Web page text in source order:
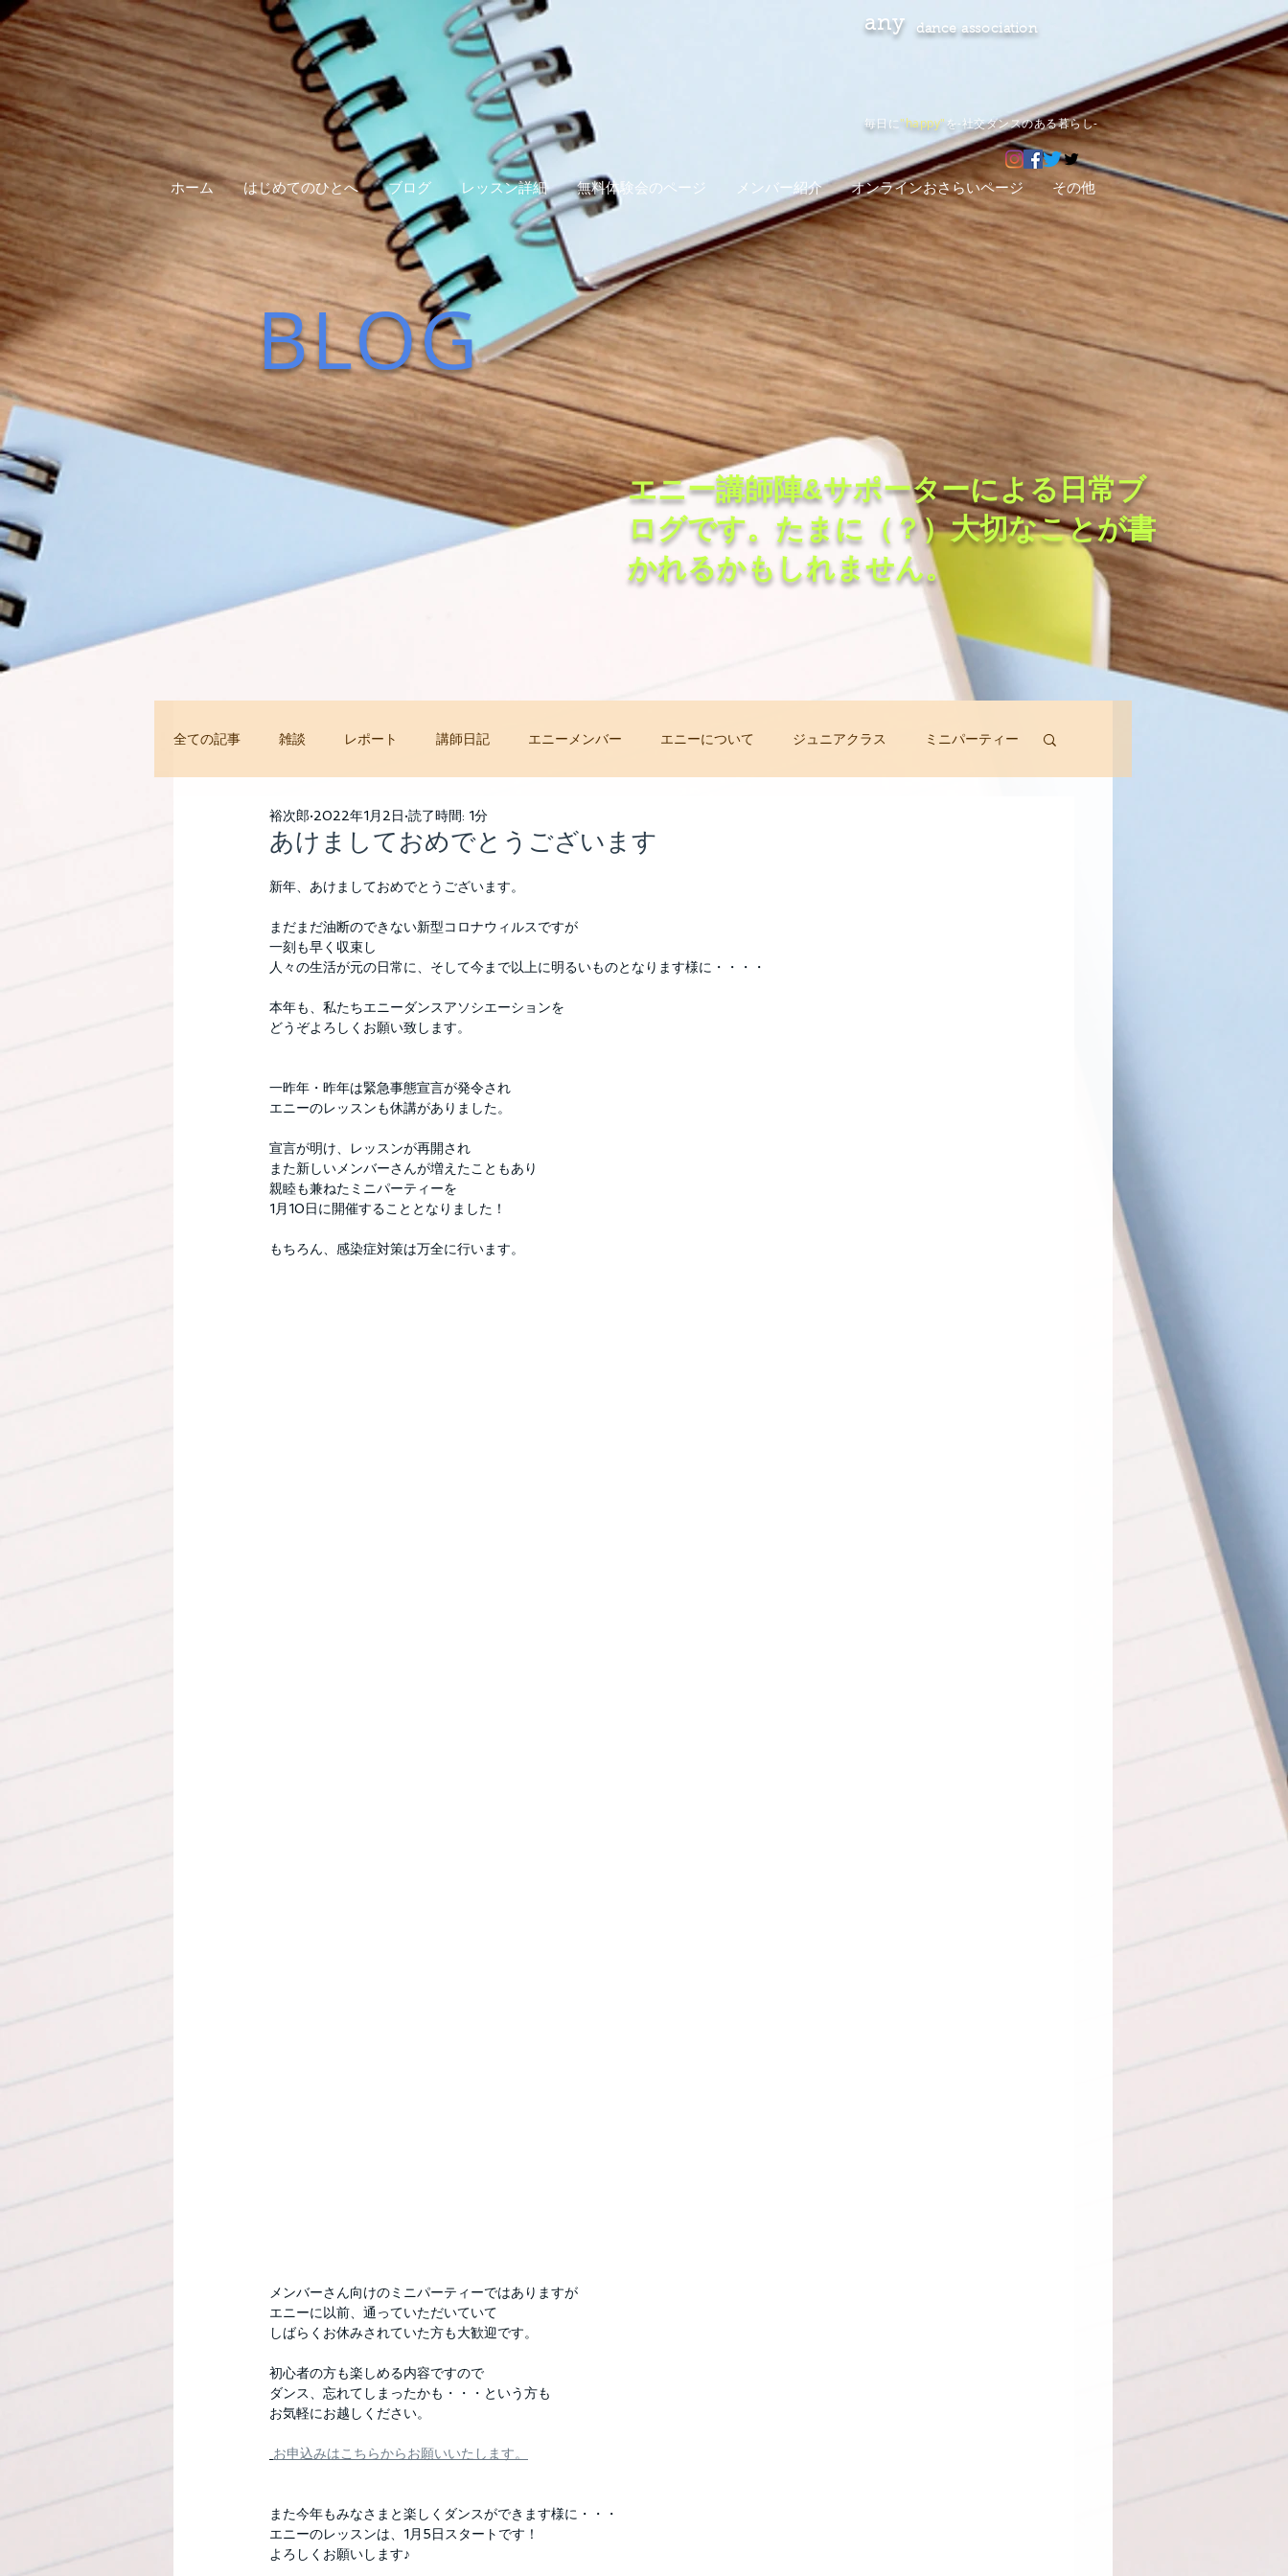
any dance association
毎日に"happy" を-社交ダンスのある暮らし-
ホーム はじめてのひとへ ブログ レッスン詳細 無料体験会のページ メンバー紹介 オンラインおさらいページ その他
BLOG
エニー講師陣&サポーターによる日常ブ
ログです。たまに（？）大切なことが書
かれるかもしれません。
全ての記事 雑談 レポート 講師日記 エニーメンバー エニーについて ジュニアクラス ミニパーティー
今すぐ始める コミュニティ 非常事態オンラインレッスン
あけましておめでとうございます
裕次郎 2022年1月2日 読了時間: 1分
新年、あけましておめでとうございます。
まだまだ油断のできない新型コロナウィルスですが
一刻も早く収束し
人々の生活が元の日常に、そして今まで以上に明るいものとなります様に・・・・
本年も、私たちエニーダンスアソシエーションを
どうぞよろしくお願い致します。
一昨年・昨年は緊急事態宣言が発令され
エニーのレッスンも休講がありました。
宣言が明け、レッスンが再開され
また新しいメンバーさんが増えたこともあり
親睦も兼ねたミニパーティーを
1月10日に開催することとなりました！
もちろん、感染症対策は万全に行います。
メンバーさん向けのミニパーティーではありますが
エニーに以前、通っていただいていて
しばらくお休みされていた方も大歓迎です。
初心者の方も楽しめる内容ですので
ダンス、忘れてしまったかも・・・という方も
お気軽にお越しください。
お申込みはこちらからお願いいたします。
また今年もみなさまと楽しくダンスができます様に・・・
エニーのレッスンは、1月5日スタートです！
よろしくお願いします♪